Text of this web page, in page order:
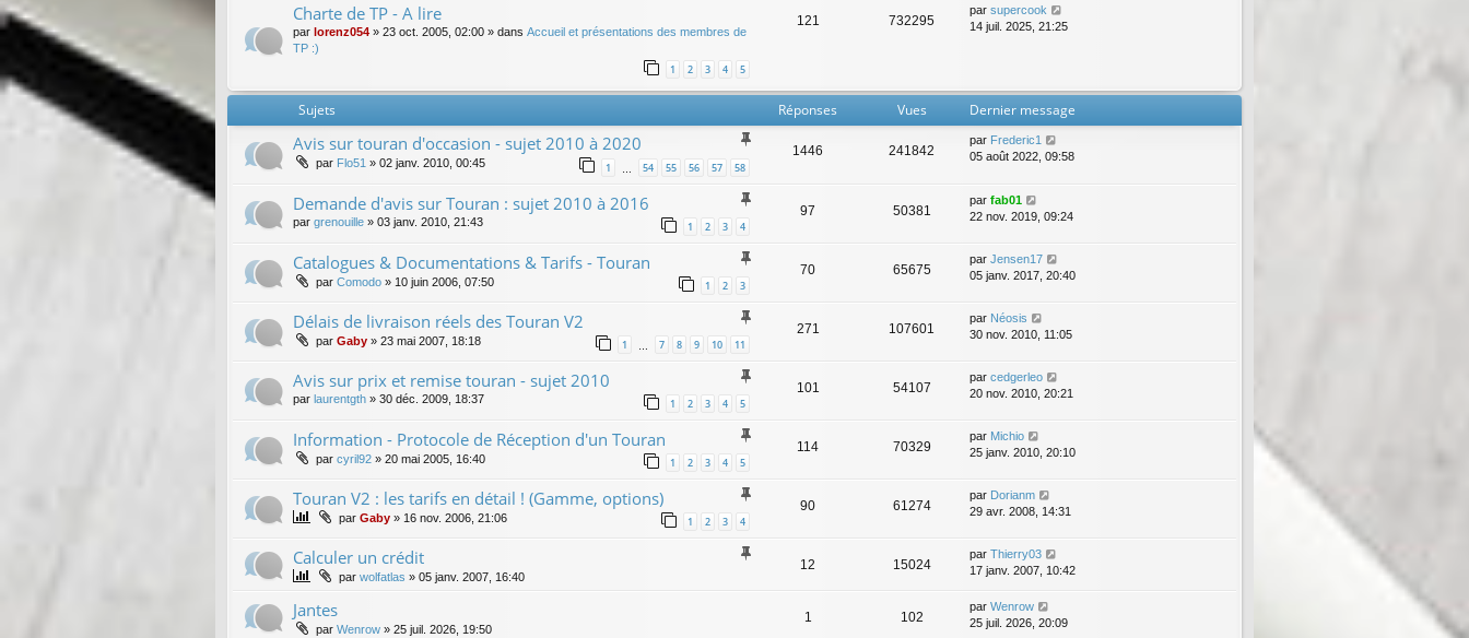
Charte de TP - A lire
par lorenz054 » 23 oct. 2005, 02:00 » dans Accueil et présentations des membres de
TP :)
1 2 3 4 5
121 732295
par supercook
14 juil. 2025, 21:25
Sujets Réponses Vues Dernier message
Avis sur touran d'occasion - sujet 2010 à 2020
par Flo51 » 02 janv. 2010, 00:45 1 54 55 56 57 58
1446 241842
par Frederic1
05 août 2022, 09:58
Demande d'avis sur Touran : sujet 2010 à 2016
par grenouille » 03 janv. 2010, 21:43 1 2 3 4
97 50381
par fab01
22 nov. 2019, 09:24
Catalogues & Documentations & Tarifs - Touran
par Comodo » 10 juin 2006, 07:50 1 2 3
70 65675
par Jensen17
05 janv. 2017, 20:40
Délais de livraison réels des Touran V2
par Gaby » 23 mai 2007, 18:18 1 7 8 9 10 11
271 107601
par Néosis
30 nov. 2010, 11:05
Avis sur prix et remise touran - sujet 2010
par laurentgth » 30 déc. 2009, 18:37 1 2 3 4 5
101 54107
par cedgerleo
20 nov. 2010, 20:21
Information - Protocole de Réception d'un Touran
par cyril92 » 20 mai 2005, 16:40 1 2 3 4 5
114 70329
par Michio
25 janv. 2010, 20:10
Touran V2 : les tarifs en détail ! (Gamme, options)
par Gaby » 16 nov. 2006, 21:06 1 2 3 4
90 61274
par Dorianm
29 avr. 2008, 14:31
Calculer un crédit
par wolfatlas » 05 janv. 2007, 16:40
12 15024
par Thierry03
17 janv. 2007, 10:42
Jantes
par Wenrow » 25 juil. 2026, 19:50
1 102
par Wenrow
25 juil. 2026, 20:09